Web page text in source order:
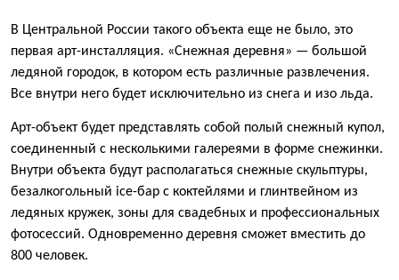
В Центральной России такого объекта еще не было, это
первая арт-инсталляция. «Снежная деревня» — большой
ледяной городок, в котором есть различные развлечения.
Все внутри него будет исключительно из снега и изо льда.
Арт-объект будет представлять собой полый снежный купол,
соединенный с несколькими галереями в форме снежинки.
Внутри объекта будут располагаться снежные скульптуры,
безалкогольный ice-бар с коктейлями и глинтвейном из
ледяных кружек, зоны для свадебных и профессиональных
фотосессий. Одновременно деревня сможет вместить до
800 человек.